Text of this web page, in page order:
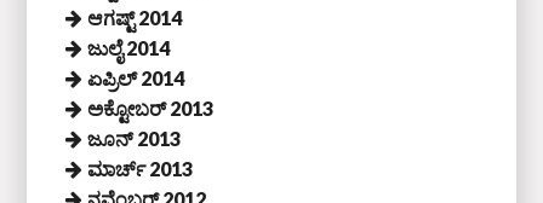
ಆಗಷ್ಟ್ 2014
ಜುಲೈ 2014
ಏಪ್ರಿಲ್ 2014
ಅಕ್ಟೋಬರ್ 2013
ಜೂನ್ 2013
ಮಾರ್ಚ್ 2013